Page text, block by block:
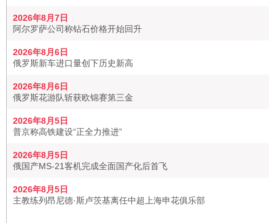
2026年8月7日
阿尔罗萨公司称钻石价格开始回升
2026年8月6日
俄罗斯新车进口量创下历史新高
2026年8月6日
俄罗斯花游队斩获欧锦赛第三金
2026年8月5日
普京称高铁建设“正全力推进”
2026年8月5日
俄国产MS-21客机完成全面国产化后首飞
2026年8月5日
主教练列昂尼德·斯卢茨基离任中超上海申花俱乐部